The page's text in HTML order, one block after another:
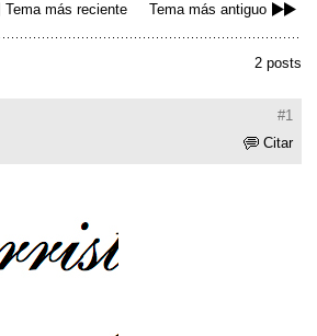
Tema más reciente Tema más antiguo
2 posts
#1
Citar